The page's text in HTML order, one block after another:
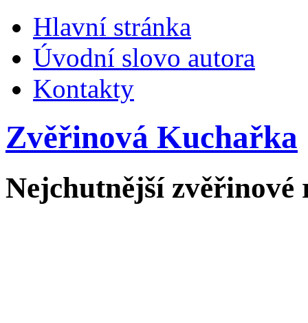
Hlavní stránka
Úvodní slovo autora
Kontakty
Zvěřinová Kuchařka
Nejchutnější zvěřinové